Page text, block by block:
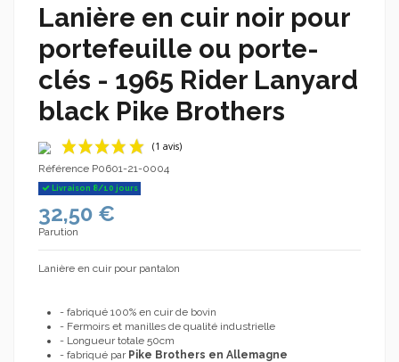
Lanière en cuir noir pour
portefeuille ou porte-
clés - 1965 Rider Lanyard
black Pike Brothers
(1 avis)
Référence P0601-21-0004
Livraison 8/10 jours
32,50 €
Parution
Lanière en cuir pour pantalon
- fabriqué 100% en cuir de bovin
- Fermoirs et manilles de qualité industrielle
- Longueur totale 50cm
- fabriqué par Pike Brothers en Allemagne